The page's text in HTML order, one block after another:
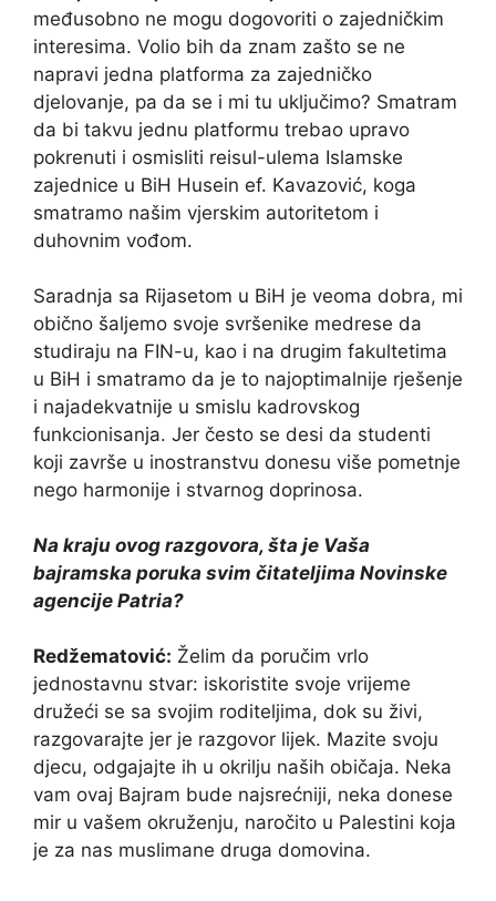
međusobno ne mogu dogovoriti o zajedničkim
interesima. Volio bih da znam zašto se ne
napravi jedna platforma za zajedničko
djelovanje, pa da se i mi tu uključimo? Smatram
da bi takvu jednu platformu trebao upravo
pokrenuti i osmisliti reisul-ulema Islamske
zajednice u BiH Husein ef. Kavazović, koga
smatramo našim vjerskim autoritetom i
duhovnim vođom.
Saradnja sa Rijasetom u BiH je veoma dobra, mi
obično šaljemo svoje svršenike medrese da
studiraju na FIN-u, kao i na drugim fakultetima
u BiH i smatramo da je to najoptimalnije rješenje
i najadekvatnije u smislu kadrovskog
funkcionisanja. Jer često se desi da studenti
koji završe u inostranstvu donesu više pometnje
nego harmonije i stvarnog doprinosa.
Na kraju ovog razgovora, šta je Vaša
bajramska poruka svim čitateljima Novinske
agencije Patria?
Redžematović: Želim da poručim vrlo
jednostavnu stvar: iskoristite svoje vrijeme
družeći se sa svojim roditeljima, dok su živi,
razgovarajte jer je razgovor lijek. Mazite svoju
djecu, odgajajte ih u okrilju naših običaja. Neka
vam ovaj Bajram bude najsrećniji, neka donese
mir u vašem okruženju, naročito u Palestini koja
je za nas muslimane druga domovina.